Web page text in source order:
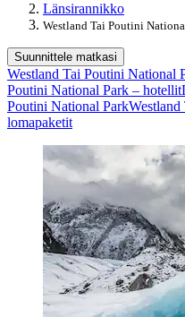
Länsirannikko
Westland Tai Poutini
Suunnittele matkasi
Westland Tai Poutini National
Poutini National Park – hotellit
Poutini National Park
lomapaketit